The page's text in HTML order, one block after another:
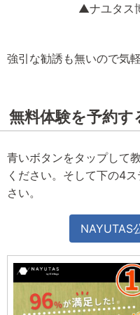
▲ナユタス
強引な勧誘も無いので気
無料体験を予約す
青いボタンをタップして
ください。そして下の4
さい。
NAYUTAS